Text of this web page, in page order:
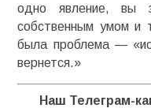
одно явление, вы
собственным умом
была проблема —
вернется.»
Наш Телеграм-